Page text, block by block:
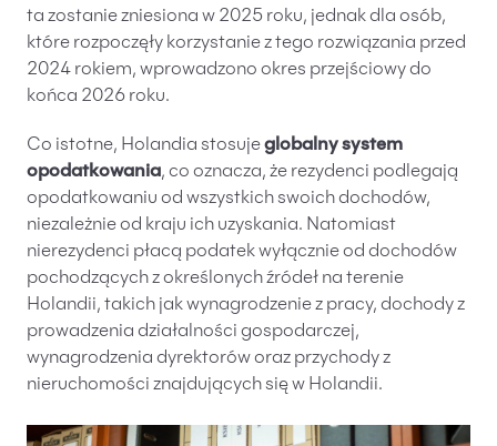
ta zostanie zniesiona w 2025 roku, jednak dla osób,
które rozpoczęły korzystanie z tego rozwiązania przed
2024 rokiem, wprowadzono okres przejściowy do
końca 2026 roku.
Co istotne, Holandia stosujeglobalny system
opodatkowania, co oznacza, że rezydenci podlegają
opodatkowaniu od wszystkich swoich dochodów,
niezależnie od kraju ich uzyskania. Natomiast
nierezydenci płacą podatek wyłącznie od dochodów
pochodzących z określonych źródeł na terenie
Holandii, takich jak wynagrodzenie z pracy, dochody z
prowadzenia działalności gospodarczej,
wynagrodzenia dyrektorów oraz przychody z
nieruchomości znajdujących się w Holandii.